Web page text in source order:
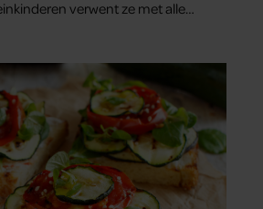
verwent ze met alle